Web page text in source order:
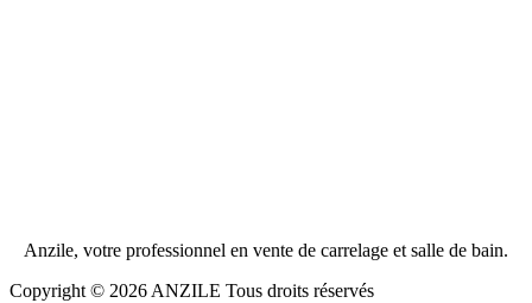
Anzile, votre professionnel en vente de carrelage et salle de bain.
Copyright © 2026 ANZILE Tous droits réservés